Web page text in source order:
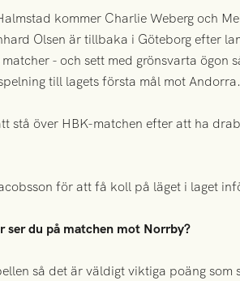
kommer Charlie Weberg och
Olsen är tillbaka i Göteborg efter
- och sett med grönsvarta
till lagets första mål mot Andorra.
stå över HBK-matchen efter att ha
för att få koll på läget i laget
ser du på matchen mot Norrby?
så det är väldigt viktiga poäng